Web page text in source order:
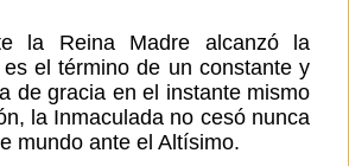
la Reina Madre alcanzó la
el término de un constante y
de gracia en el instante mismo
la Inmaculada no cesó nunca
mundo ante el Altísimo.